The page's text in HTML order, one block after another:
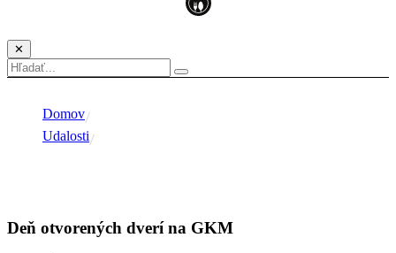
✕
Domov
Udalosti
Deň otvorených dverí na GKM